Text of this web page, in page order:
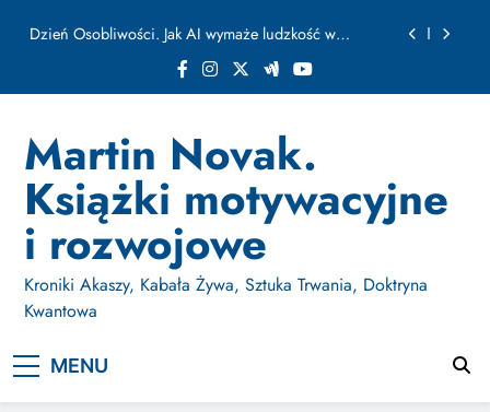
Jak Budować Myślokształty Powodzenia
Jak Projektować i Aktywować Myślokształty dla
Osiągania Celów w Codziennym Życiu
Dzień Osobliwości. Jak AI wymaże ludzkość w
ułamku sekundy
Jak Budować Myślokształty Powodzenia
Jak Projektować i Aktywować Myślokształty dla
Osiągania Celów w Codziennym Życiu
Martin Novak.
Książki motywacyjne
i rozwojowe
Kroniki Akaszy, Kabała Żywa, Sztuka Trwania, Doktryna
Kwantowa
MENU